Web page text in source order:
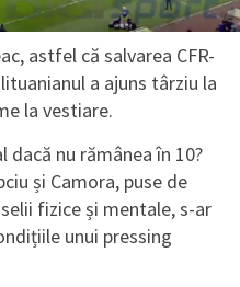
astfel că salvarea CFR-
a ajuns târziu la
la vestiare.
dacă nu rămânea în 10?
și Camora, puse de
fizice și mentale, s-ar
unui pressing